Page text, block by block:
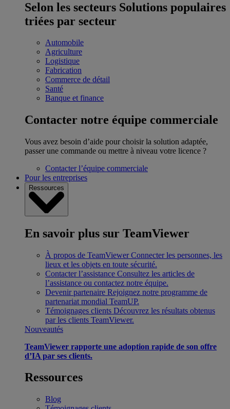
Selon les secteurs Solutions populaires
triées par secteur
Automobile
Agriculture
Logistique
Fabrication
Commerce de détail
Santé
Banque et finance
Contacter notre équipe commerciale
Vous avez besoin d’aide pour choisir la solution adaptée,
passer une commande ou mettre à niveau votre licence ?
Contacter l’équipe commerciale
Pour les entreprises
Ressources
En savoir plus sur TeamViewer
À propos de TeamViewer Connecter les personnes, les
lieux et les objets en toute sécurité.
Contacter l’assistance Consultez les articles de
l’assistance ou contactez notre équipe.
Devenir partenaire Rejoignez notre programme de
partenariat mondial TeamUP.
Témoignages clients Découvrez les résultats obtenus
par les clients TeamViewer.
Nouveautés
TeamViewer rapporte une adoption rapide de son offre
d’IA par ses clients.
Ressources
Blog